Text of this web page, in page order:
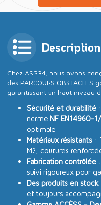
Description
Chez ASG34, nous avons
des PARCOURS
garantissant un haut niveau
Sécurité et durabilité
norme NF EN14960-
optimale
Matériaux résistants :
M2, coutures
Fabrication contrôlée
suivi rigoureux pour
Des produits en stock
et toujours